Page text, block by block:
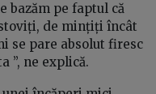
bazăm pe faptul că
de mințiți încât
se pare absolut firesc
”, ne explică.